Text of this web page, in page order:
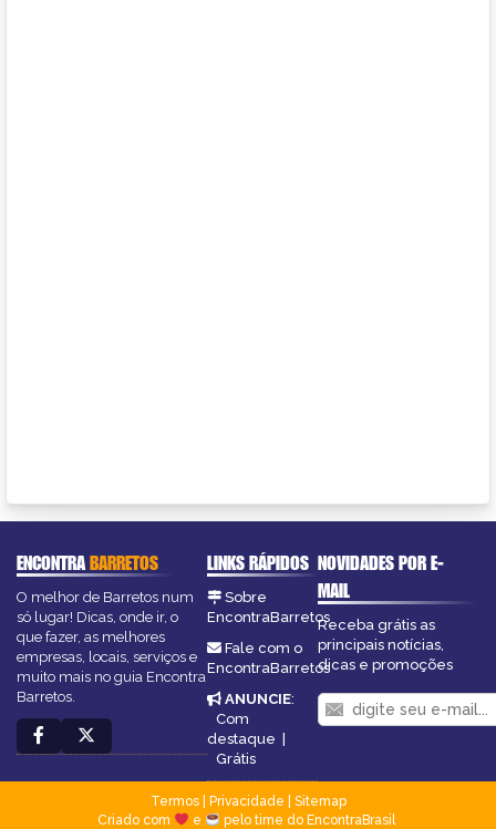
ENCONTRABARRETOS
O melhor de Barretos num
só lugar! Dicas, onde ir, o
que fazer, as melhores
empresas, locais, serviços e
muito mais no guia Encontra
Barretos.
LINKS RÁPIDOS
Sobre
EncontraBarretos
Fale com o
EncontraBarretos
ANUNCIE:
Com
destaque |
Grátis
NOVIDADES POR E-
MAIL
Receba grátis as
principais notícias,
dicas e promoções
Termos| Privacidade
Sitemap
Criado com
e pelo time do EncontraBrasil